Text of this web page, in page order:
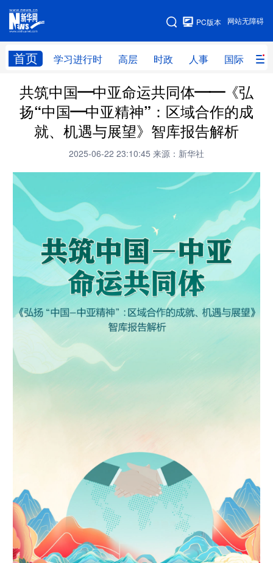
网站无障碍
PC版本
首页 学习进行时 高层 时政 人事 国际 财
网站地图
学习进行时 高层 时政 人事
国际 财经 网评 港澳
文化 军事
访谈 视频 图片 政务
法律 中央文件 金融 汽车
人居 信息化 数字经济
乡村振兴 银龄
城市 旅游 能源
公益 一带一路
河北
辽宁 吉林 上海 江苏
浙江 安徽 福建 江西
山东 河南 湖北 湖南
共筑中国—中亚命运共同体——《弘
扬“中国—中亚精神”：区域合作的成
就、机遇与展望》智库报告解析
2025-06-22 23:10:45 来源：新华社